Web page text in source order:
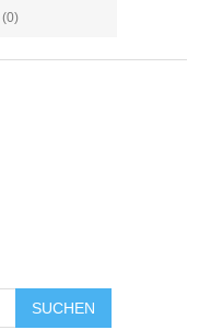
(0)
SUCHEN